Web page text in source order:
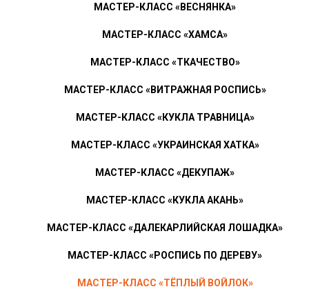
МАСТЕР-КЛАСС «ВЕСНЯНКА»
МАСТЕР-КЛАСС «ХАМСА»
МАСТЕР-КЛАСС «ТКАЧЕСТВО»
МАСТЕР-КЛАСС «ВИТРАЖНАЯ РОСПИСЬ»
МАСТЕР-КЛАСС «КУКЛА ТРАВНИЦА»
МАСТЕР-КЛАСС «УКРАИНСКАЯ ХАТКА»
МАСТЕР-КЛАСС «ДЕКУПАЖ»
МАСТЕР-КЛАСС «КУКЛА АКАНЬ»
МАСТЕР-КЛАСС «ДАЛЕКАРЛИЙСКАЯ ЛОШАДКА»
МАСТЕР-КЛАСС «РОСПИСЬ ПО ДЕРЕВУ»
МАСТЕР-КЛАСС «ТЁПЛЫЙ ВОЙЛОК»